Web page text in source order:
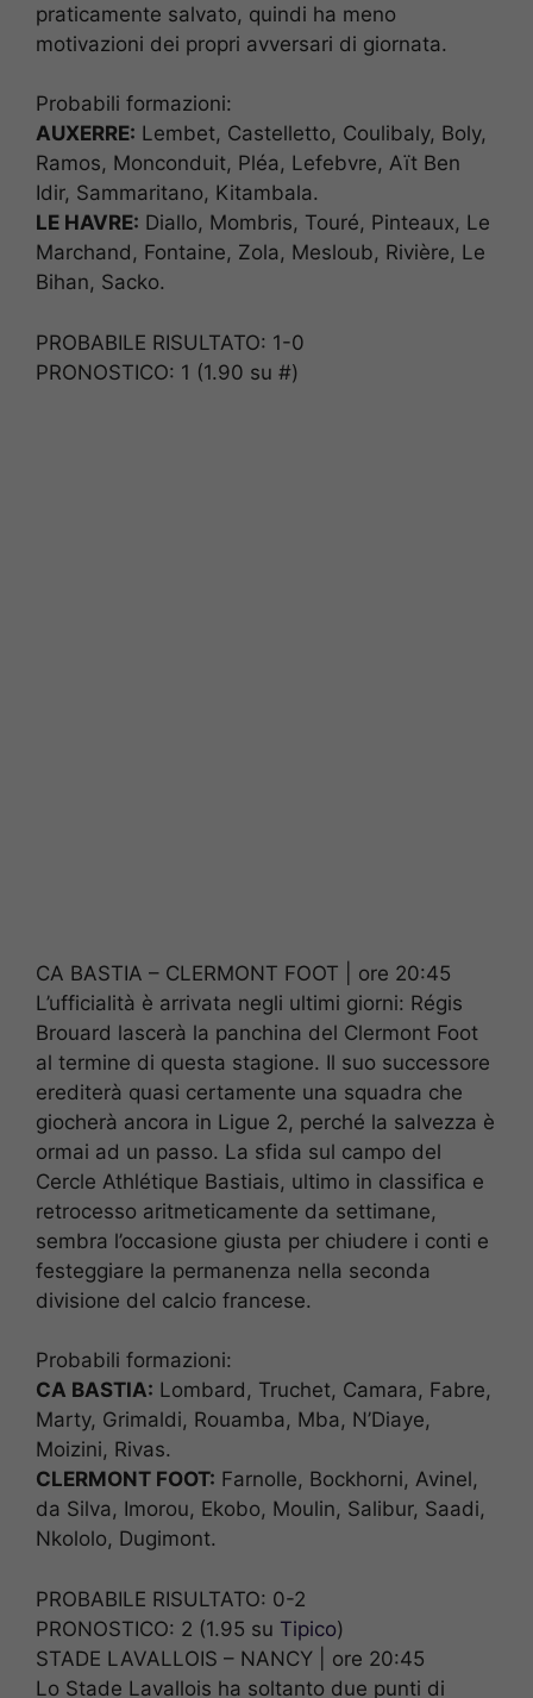
praticamente salvato, quindi ha meno
motivazioni dei propri avversari di giornata.
Probabili formazioni:
AUXERRE: Lembet, Castelletto, Coulibaly, Boly,
Ramos, Monconduit, Pléa, Lefebvre, Aït Ben
Idir, Sammaritano, Kitambala.
LE HAVRE: Diallo, Mombris, Touré, Pinteaux, Le
Marchand, Fontaine, Zola, Mesloub, Rivière, Le
Bihan, Sacko.
PROBABILE RISULTATO: 1-0
PRONOSTICO: 1 (1.90 su #)
CA BASTIA – CLERMONT FOOT | ore 20:45
L’ufficialità è arrivata negli ultimi giorni: Régis
Brouard lascerà la panchina del Clermont Foot
al termine di questa stagione. Il suo successore
erediterà quasi certamente una squadra che
giocherà ancora in Ligue 2, perché la salvezza è
ormai ad un passo. La sfida sul campo del
Cercle Athlétique Bastiais, ultimo in classifica e
retrocesso aritmeticamente da settimane,
sembra l’occasione giusta per chiudere i conti e
festeggiare la permanenza nella seconda
divisione del calcio francese.
Probabili formazioni:
CA BASTIA: Lombard, Truchet, Camara, Fabre,
Marty, Grimaldi, Rouamba, Mba, N’Diaye,
Moizini, Rivas.
CLERMONT FOOT: Farnolle, Bockhorni, Avinel,
da Silva, Imorou, Ekobo, Moulin, Salibur, Saadi,
Nkololo, Dugimont.
PROBABILE RISULTATO: 0-2
PRONOSTICO: 2 (1.95 su Tipico)
STADE LAVALLOIS – NANCY | ore 20:45
Lo Stade Lavallois ha soltanto due punti di